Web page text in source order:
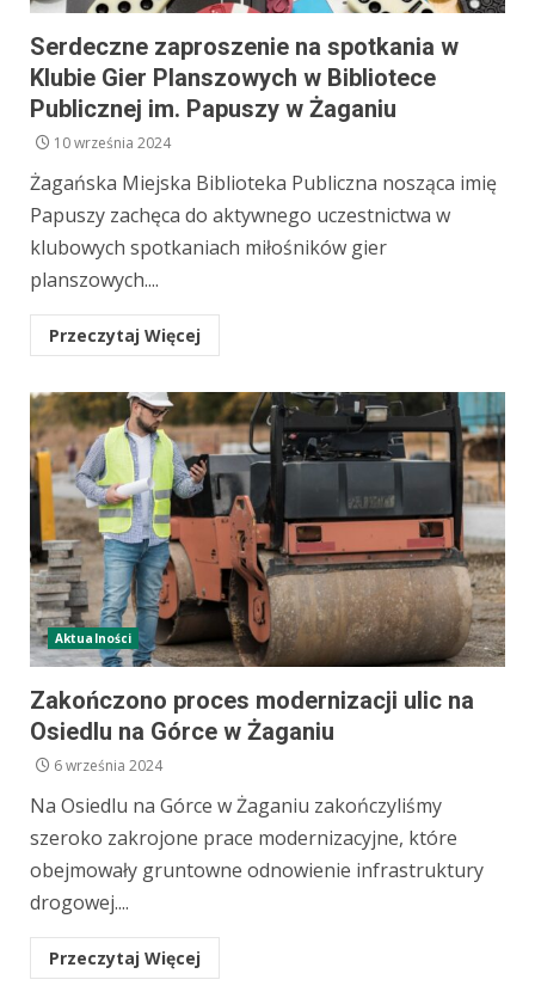
Serdeczne zaproszenie na spotkania w
Klubie Gier Planszowych w Bibliotece
Publicznej im. Papuszy w Żaganiu
10 września 2024
Żagańska Miejska Biblioteka Publiczna nosząca imię
Papuszy zachęca do aktywnego uczestnictwa w
klubowych spotkaniach miłośników gier
planszowych....
Przeczytaj Więcej
Aktualności
Zakończono proces modernizacji ulic na
Osiedlu na Górce w Żaganiu
6 września 2024
Na Osiedlu na Górce w Żaganiu zakończyliśmy
szeroko zakrojone prace modernizacyjne, które
obejmowały gruntowne odnowienie infrastruktury
drogowej....
Przeczytaj Więcej